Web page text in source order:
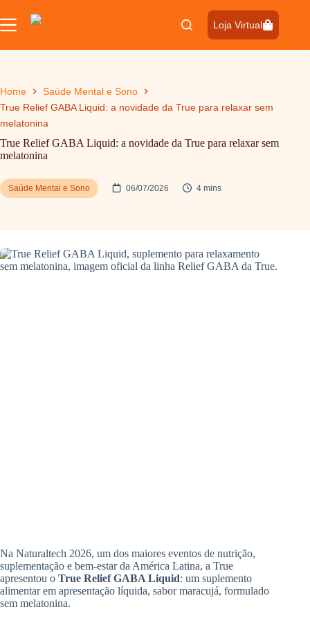
para
o
Loja Virtual
Home
Saúde Mental e Sono
True Relief GABA Liquid: a novidade da True para relaxar sem
melatonina
True Relief GABA Liquid: a novidade da True para relaxar sem
melatonina
Saúde Mental e Sono 06/07/2026 4 mins
Na Naturaltech 2026, um dos maiores eventos de nutrição,
suplementação e bem-estar da América Latina, a True
apresentou o True Relief GABA Liquid: um suplemento
alimentar em apresentação líquida, sabor maracujá, formulado
sem melatonina.